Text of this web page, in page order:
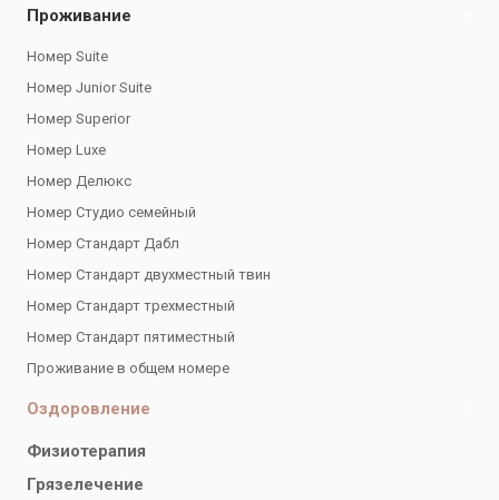
Проживание
Номер Suite
Номер Junior Suite
Номер Superior
Номер Luxe
Номер Делюкс
Номер Студио семейный
Номер Стандарт Дабл
Номер Стандарт двухместный твин
Номер Стандарт трехместный
Номер Стандарт пятиместный
Проживание в общем номере
Оздоровление
Физиотерапия
Грязелечение